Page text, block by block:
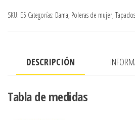
BOLERO
SKU: E5 Categorías: Dama, Poleras de mujer, Tapados
DESCRIPCIÓN
Tabla de medidas